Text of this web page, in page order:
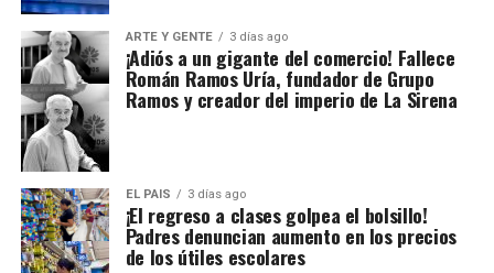
ARTE Y GENTE 3 días ago
¡Adiós a un gigante del comercio! Fallece
Román Ramos Uría, fundador de Grupo
Ramos y creador del imperio de La Sirena
EL PAIS 3 días ago
¡El regreso a clases golpea el bolsillo!
Padres denuncian aumento en los precios
de los útiles escolares